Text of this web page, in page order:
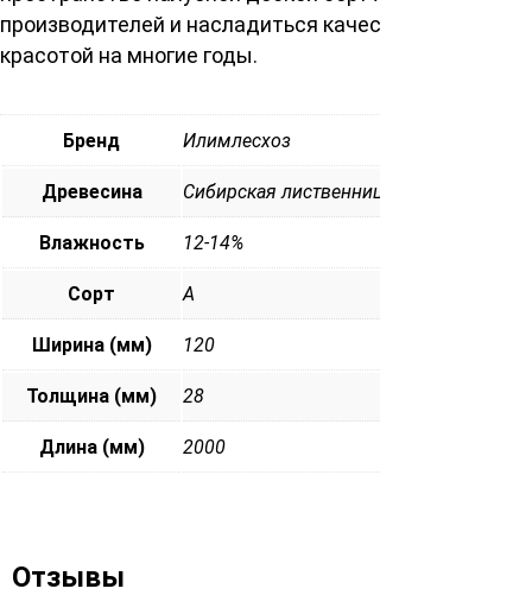
производителей и насладиться качеством и
красотой на многие годы.
Бренд Илимлесхоз
Древесина Сибирская лиственница
Влажность 12-14%
Сорт А
Ширина (мм) 120
Толщина (мм) 28
Длина (мм) 2000
Отзывы